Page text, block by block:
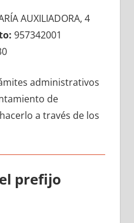
AUXILIADORA, 4
957342001
administrativos
dе
а través dе los
prefijo